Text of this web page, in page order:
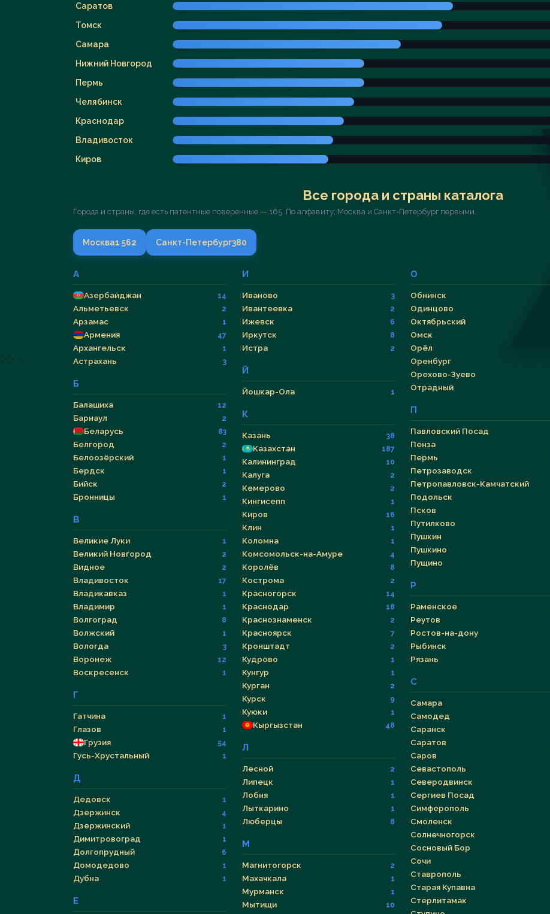
Саратов
Томск
Самара
Нижний Новгород
Пермь
Челябинск
Краснодар
Владивосток
Киров
Все города и страны каталога
Города и страны, где есть патентные поверенные — 165. По алфавиту; Москва и Санкт-Петербург первыми.
Москва1 562 Санкт-Петербург380
А
Азербайджан 14
Альметьевск 2
Арзамас 1
Армения 47
Архангельск 1
Астрахань 3
Б
Балашиха 12
Барнаул 2
Беларусь 83
Белгород 2
Белоозёрский 1
Бердск 1
Бийск 2
Бронницы 1
В
Великие Луки 1
Великий Новгород 2
Видное 2
Владивосток 17
Владикавказ 1
Владимир 1
Волгоград 8
Волжский 1
Вологда 3
Воронеж 12
Воскресенск 1
Г
Гатчина 1
Глазов 1
Грузия 54
Гусь-Хрустальный 1
Д
Дедовск 1
Дзержинск 4
Дзержинский 1
Димитровоград 1
Долгопрудный 6
Домодедово 1
Дубна 1
Е
И
Иваново 3
Ивантеевка 2
Ижевск 6
Иркутск 8
Истра 2
Й
Йошкар-Ола 1
К
Казань 38
Казахстан 187
Калининград 10
Калуга 2
Кемерово 2
Кингисепп 1
Киров 16
Клин 1
Коломна 1
Комсомольск-на-Амуре 4
Королёв 8
Кострома 2
Красногорск 14
Краснодар 18
Краснознаменск 2
Красноярск 7
Кронштадт 2
Кудрово 1
Кунгур 1
Курган 2
Курск 9
Куюки 1
Кыргызстан 48
Л
Лесной 2
Липецк 1
Лобня 1
Лыткарино 1
Люберцы 8
М
Магнитогорск 2
Махачкала 1
Мурманск 1
Мытищи 10
О
Обнинск
Одинцово
Октябрьский
Омск
Орёл
Оренбург
Орехово-Зуево
Отрадный
П
Павловский Посад
Пенза
Пермь
Петрозаводск
Петропавловск-Камчатский
Подольск
Псков
Путилково
Пушкин
Пушкино
Пущино
Р
Раменское
Реутов
Ростов-на-дону
Рыбинск
Рязань
С
Самара
Самодед
Саранск
Саратов
Саров
Севастополь
Северодвинск
Сергиев Посад
Симферополь
Смоленск
Солнечногорск
Сосновый Бор
Сочи
Ставрополь
Старая Купавна
Стерлитамак